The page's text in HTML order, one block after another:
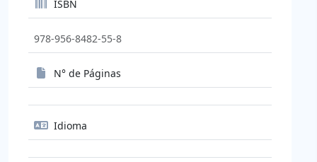
ISBN
978-956-8482-55-8
N° de Páginas
Idioma